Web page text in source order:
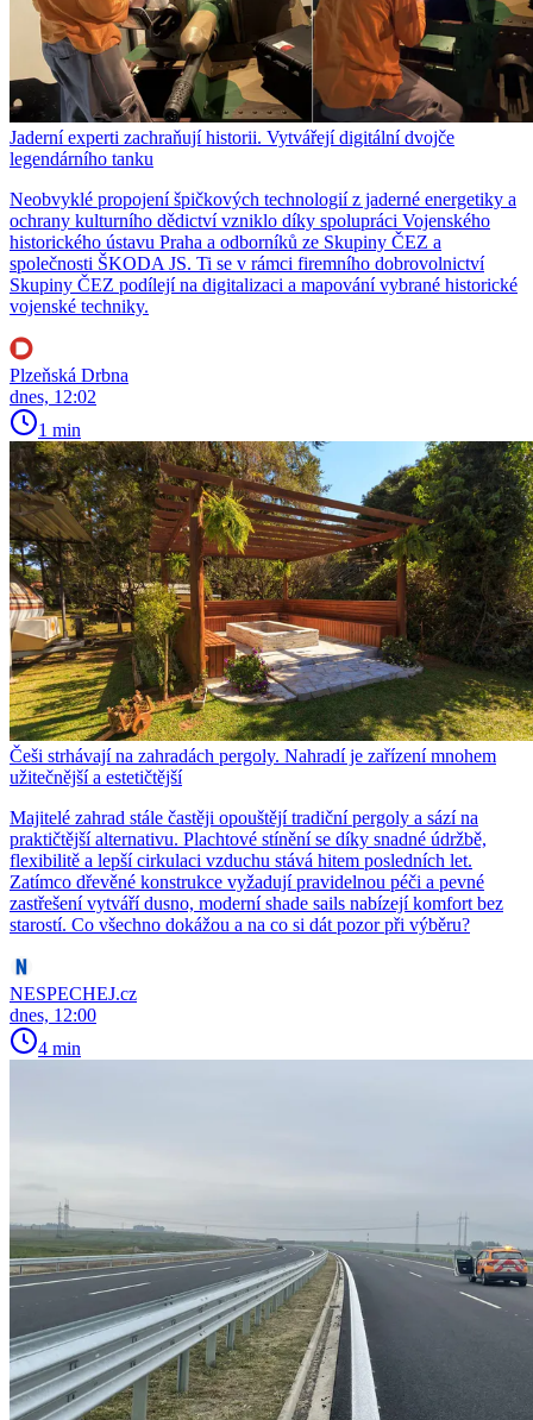
Jaderní experti zachraňují historii. Vytvářejí digitální dvojče
legendárního tanku
Neobvyklé propojení špičkových technologií z jaderné energetiky a
ochrany kulturního dědictví vzniklo díky spolupráci Vojenského
historického ústavu Praha a odborníků ze Skupiny ČEZ a
společnosti ŠKODA JS. Ti se v rámci firemního dobrovolnictví
Skupiny ČEZ podílejí na digitalizaci a mapování vybrané historické
vojenské techniky.
Plzeňská Drbna
dnes, 12:02
1 min
Češi strhávají na zahradách pergoly. Nahradí je zařízení mnohem
užitečnější a estetičtější
Majitelé zahrad stále častěji opouštějí tradiční pergoly a sází na
praktičtější alternativu. Plachtové stínění se díky snadné údržbě,
flexibilitě a lepší cirkulaci vzduchu stává hitem posledních let.
Zatímco dřevěné konstrukce vyžadují pravidelnou péči a pevné
zastřešení vytváří dusno, moderní shade sails nabízejí komfort bez
starostí. Co všechno dokážou a na co si dát pozor při výběru?
NESPECHEJ.cz
dnes, 12:00
4 min